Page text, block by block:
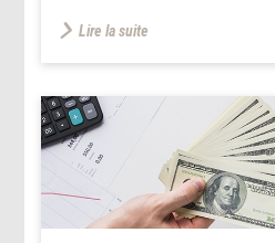
Lire la suite